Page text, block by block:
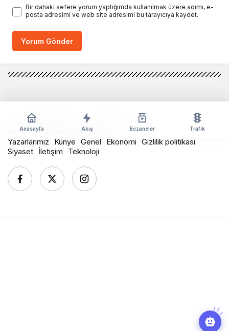
Bir dahaki sefere yorum yaptığımda kullanılmak üzere adımı, e-
posta adresimi ve web site adresimi bu tarayıcıya kaydet.
Yorum Gönder
Anasayfa Akış Eczaneler Trafik
© Telif Hakkı 2026, Tüm Hakları Saklıdır
Yazılım:Arge Network Solutions
Yazarlarımız
Künye Genel Ekonomi Gizlilik politikası
Siyaset İletişim Teknoloji